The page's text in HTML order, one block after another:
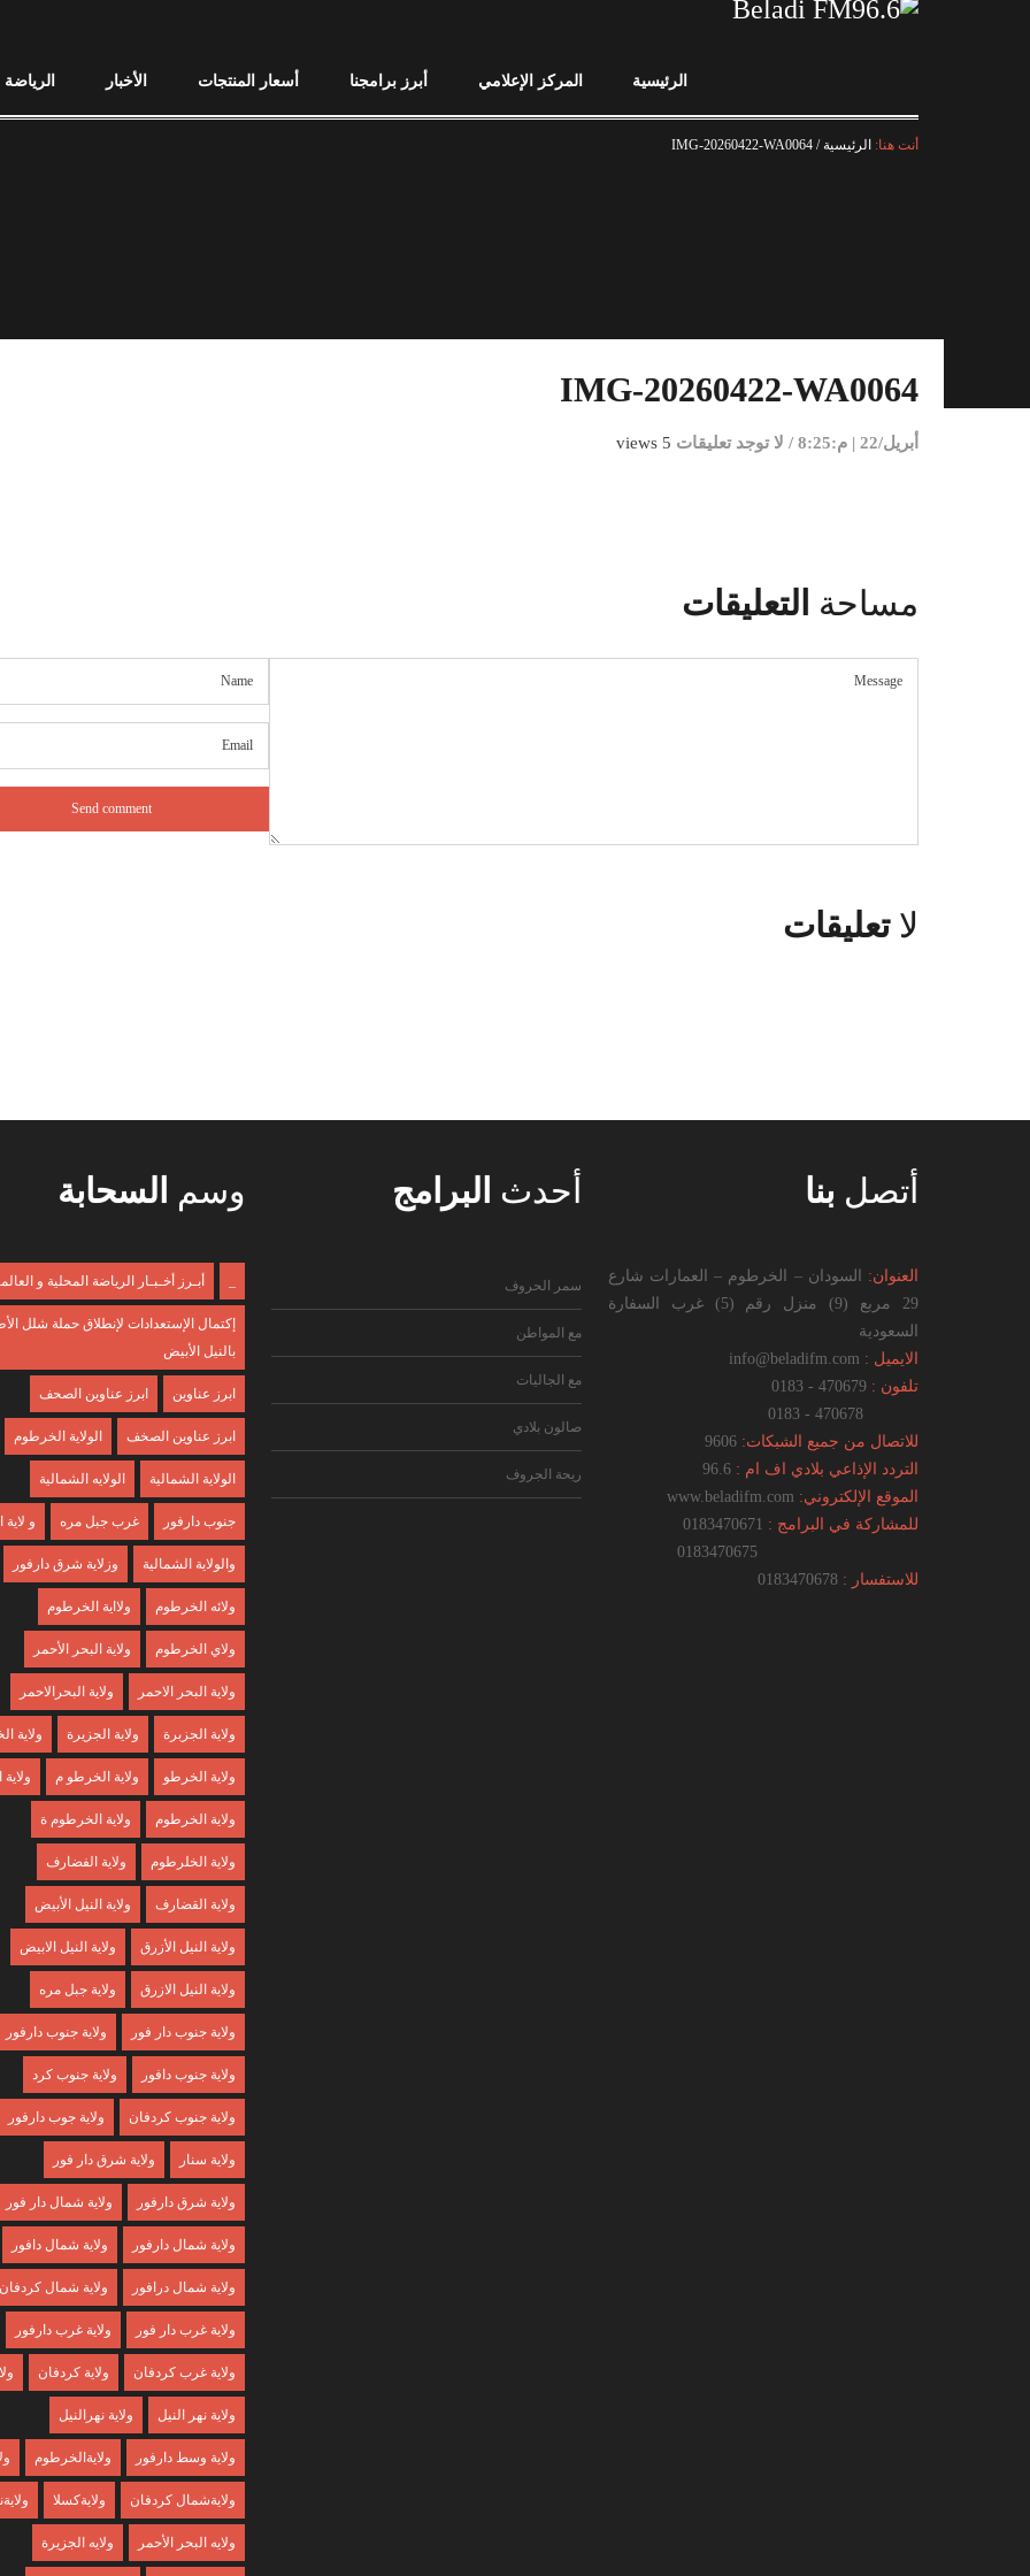
الرئيسية المركز الإعلامي أبرز برامجنا أسعار المنتجات الأخبار الرياضة
أنت هنا: الرئيسية /
IMG-20260422-WA0064
IMG-20260422-WA0064
أبريل/22 | م:8:25 / لا توجد تعليقات 5 views
مساحة التعليقات
لاتعليقات
أتصل بنا
العنوان: السودان – الخرطوم – العمارات شارع
29 مربع (9) منزل رقم (5) غرب السفارة
السعودية
الايميل :
تلفون :
للاتصال من جميع الشبكات:
التردد الإذاعي بلادي اف ام :
الموقع الإلكتروني:
للمشاركة في البرامج :
للاستفسار :
أحدث البرامج
سمر الحروف
مع المواطن
مع الجاليات
صالون بلادي
ريحة الجروف
وسم السحابة
أبـرز أخـبـار الرياضة المحلية و
إكتمال الإستعدادات لإنطلاق حملة شلل
بالنيل الأبيض
ابرز عناوين ابرز عناوين الصحف
ابرز عناوين الصخف الولاية الخرطوم
الولاية الشمالية الولايه الشمالية
جنوب دارفور غرب جبل مره و
والولاية الشمالية وزلاية شرق دارفور
ولائه الخرطوم ولااية الخرطوم
ولاي الخرطوم ولاية البحر الأحمر
ولاية البحر الاحمر ولاية البحرالاحمر
ولاية الجزبرة ولاية الجزيرة ولاية
ولاية الخرطو ولاية الخرطو م
ولاية الخرطوم ولاية الخرطوم ة
ولاية الخلرطوم ولاية الفضارف
ولاية القضارف ولاية النيل الأبيض
ولاية النيل الأزرق ولاية النيل الابيض
ولاية النيل الازرق ولاية جبل مره
ولاية جنوب دار فور ولاية جنوب دارفور
ولاية جنوب دافور ولاية جنوب كرد
ولاية جنوب كردفان ولاية جوب دارفور
ولاية سنار ولاية شرق دار فور
ولاية شرق دارفور ولاية شمال دار فور
ولاية شمال دارفور ولاية شمال دافور
ولاية شمال درافور ولاية شمال كردفان
ولاية غرب دار فور ولاية غرب دارفور
ولاية غرب كردفان ولاية كردفان
ولاية نهر النيل ولاية نهرالنيل
ولاية وسط دارفور ولايةالخرطوم
ولايةشمال كردفان ولايةكسلا
ولايه البحر الأحمر ولايه الجزيرة